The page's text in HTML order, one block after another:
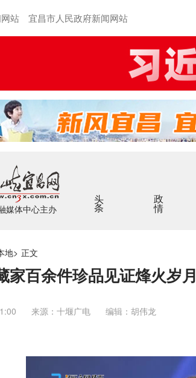
网站 宜昌市人民政府新闻网站
媒体中心主办
头条 政情
地> 正文
家百余件珍品见证烽火岁月
来源：​十堰广电 编辑：胡伟龙